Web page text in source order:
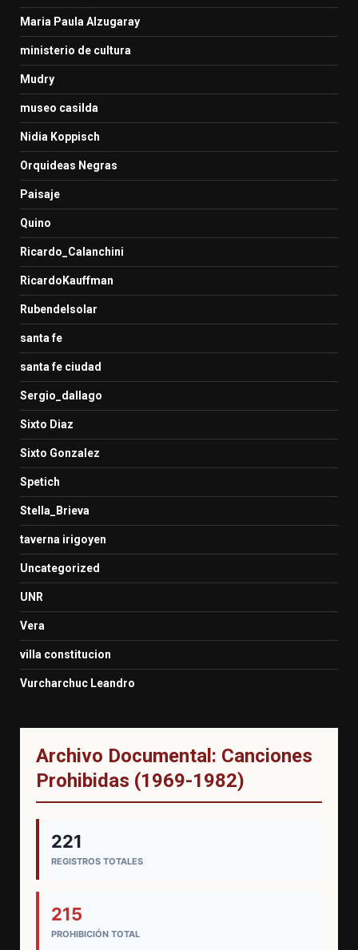
Maria Paula Alzugaray
ministerio de cultura
Mudry
museo casilda
Nidia Koppisch
Orquideas Negras
Paisaje
Quino
Ricardo_Calanchini
RicardoKauffman
Rubendelsolar
santa fe
santa fe ciudad
Sergio_dallago
Sixto Diaz
Sixto Gonzalez
Spetich
Stella_Brieva
taverna irigoyen
Uncategorized
UNR
Vera
villa constitucion
Vurcharchuc Leandro
Archivo Documental: Canciones
Prohibidas (1969-1982)
221
REGISTROS TOTALES
215
PROHIBICIÓN TOTAL